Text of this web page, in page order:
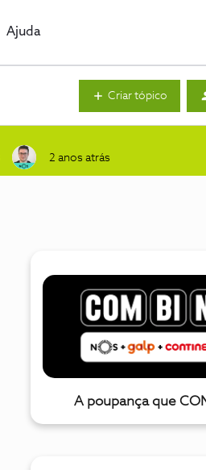
Ajuda
Criar tópico
2 anos atrás
A poupança que